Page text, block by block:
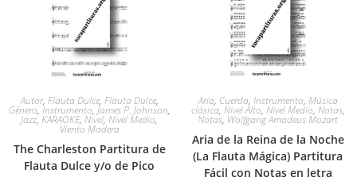
Autor, Flauta Dulce, Flauta Dulce,
Género, Instrumento, James P. Johnson,
Jazz, KARAOKE, Nivel, Nivel Medio,
Viento Madera
The Charleston Partitura de
Flauta Dulce y/o de Pico
Aria, Cuerda, Instrumento, Música
clásica, Nivel Alto, Nivel Medio, Notas,
Notas, Wolfgang Amadeus Mozart
Aria de la Reina de la Noche
(La Flauta Mágica) Partitura
Fácil con Notas en letra